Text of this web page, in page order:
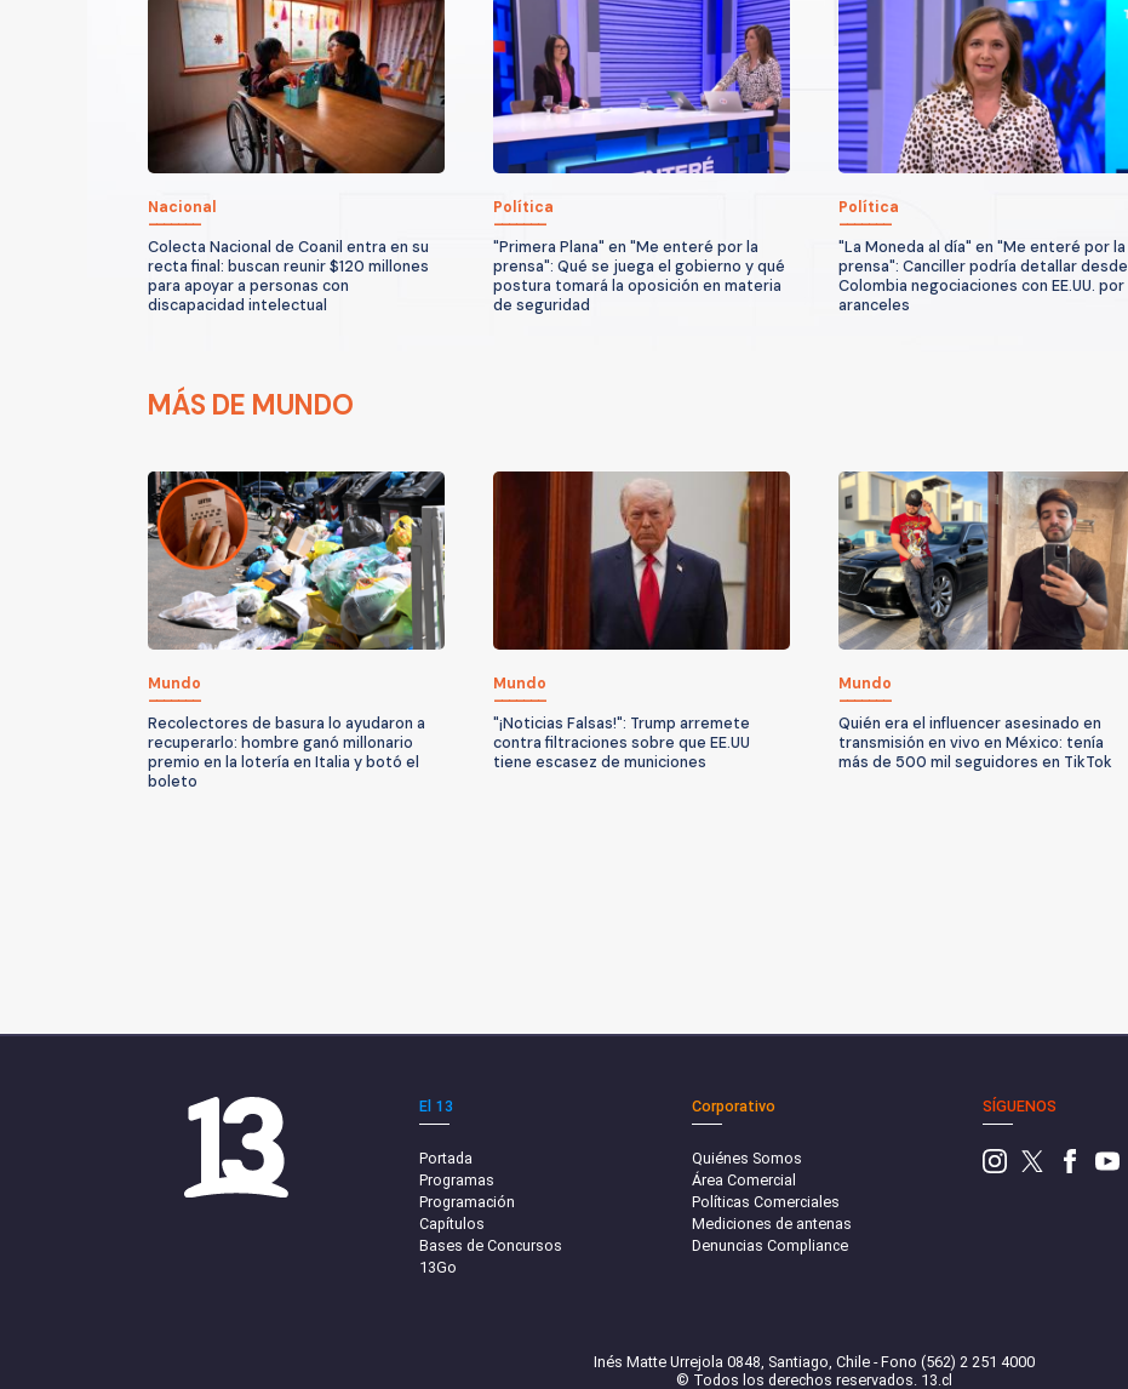
Nacional
Colecta Nacional de Coanil entra en su
recta final: buscan reunir $120 millones
para apoyar a personas con
discapacidad intelectual
Política
"Primera Plana" en "Me enteré por la
prensa": Qué se juega el gobierno y qué
postura tomará la oposición en materia
de seguridad
Política
"La Moneda al día" en "Me enteré por la
prensa": Canciller podría detallar desde
Colombia negociaciones con EE.UU. por
aranceles
MÁS DE MUNDO
Mundo
Recolectores de basura lo ayudaron a
recuperarlo: hombre ganó millonario
premio en la lotería en Italia y botó el
boleto
Mundo
"¡Noticias Falsas!": Trump arremete
contra filtraciones sobre que EE.UU
tiene escasez de municiones
Mundo
Quién era el influencer asesinado en
transmisión en vivo en México: tenía
más de 500 mil seguidores en TikTok
El 13
Portada
Programas
Programación
Capítulos
Bases de Concursos
13Go
Corporativo
Quiénes Somos
Área Comercial
Políticas Comerciales
Mediciones de antenas
Denuncias Compliance
SÍGUENOS
Inés Matte Urrejola 0848, Santiago, Chile - Fono (562) 2 251 4000
© Todos los derechos reservados. 13.cl